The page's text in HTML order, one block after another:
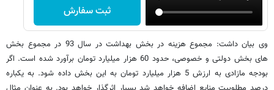
ثبت سفارش
وی بیان داشت: مجموع هزینه در بخش بهداشت در سال 93 در مجموع بخش
های بخش دولتی و خصوصی، حدود 60 هزار میلیارد تومان برآورد شده است. اگر
بودجه مازادی به ارزش 5 هزار میلیارد تومان به این بخش داده شود. به یکباره